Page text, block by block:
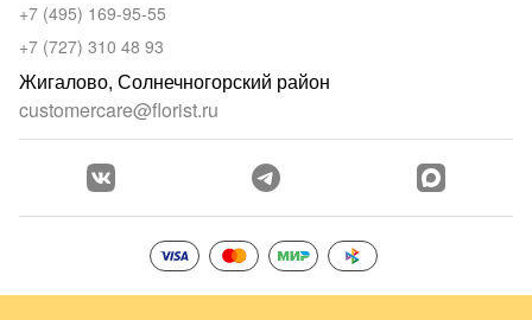
+7 (495) 169-95-55
+7 (727) 310 48 93
Жигалово, Солнечногорский район
customercare@florist.ru